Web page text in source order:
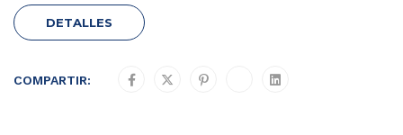
DETALLES
COMPARTIR: